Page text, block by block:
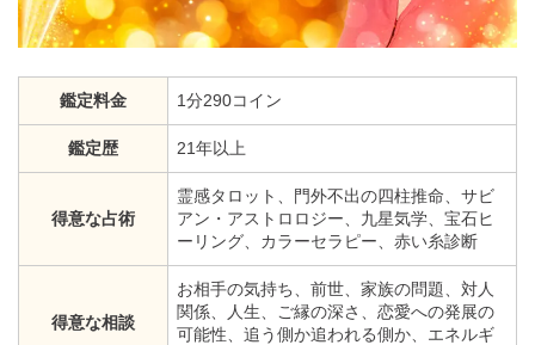
鑑定料金 1分290コイン
鑑定歴 21年以上
得意な占術
霊感タロット、門外不出の四柱推命、サビ
アン・アストロロジー、九星気学、宝石ヒ
ーリング、カラーセラピー、赤い糸診断
得意な相談
お相手の気持ち、前世、家族の問題、対人
関係、人生、ご縁の深さ、恋愛への発展の
可能性、追う側か追われる側か、エネルギ